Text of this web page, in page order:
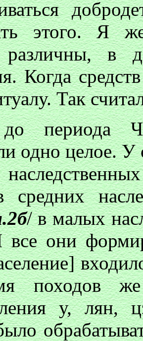
этого. Я
различны, в
Когда
Так
периода
одно целое.
средних
/ в малых
они
походов же
у,